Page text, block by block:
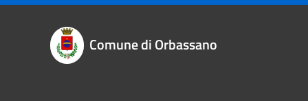
Comune di Orbassano